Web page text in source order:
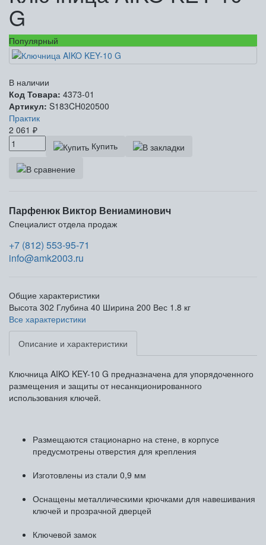
G
Популярный
В наличии
Код Товара: 4373-01
Артикул: S183CH020500
Практик
2 061 ₽
Купить
Парфенюк Виктор Вениаминович
Специалист отдела продаж
+7 (812) 553-95-71
info@amk2003.ru
Общие характеристики
Высота 302 Глубина 40 Ширина 200 Вес 1.8 кг
Все характеристики
Описание и характеристики
Ключница AIKO KEY-10 G предназначена для упорядоченного
размещения и защиты от несанкционированного
использования ключей.
Размещаются стационарно на стене, в корпусе
предусмотрены отверстия для крепления
Изготовлены из стали 0,9 мм
Оснащены металлическими крючками для навешивания
ключей и прозрачной дверцей
Ключевой замок